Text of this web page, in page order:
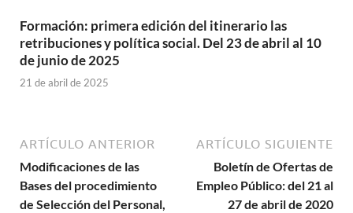
Formación: primera edición del itinerario las
retribuciones y política social. Del 23 de abril al 10
de junio de 2025
21 de abril de 2025
ARTÍCULO ANTERIOR
Modificaciones de las
Bases del procedimiento
de Selección del Personal,
ARTÍCULO SIGUIENTE
Boletín de Ofertas de
Empleo Público: del 21 al
27 de abril de 2020